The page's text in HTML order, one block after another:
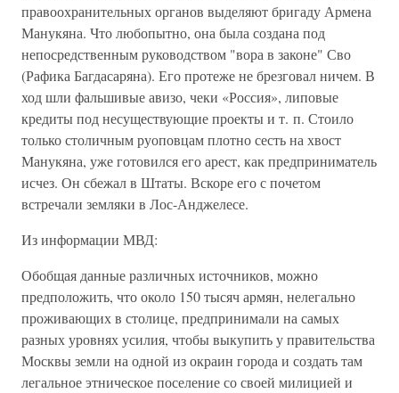
правоохранительных органов выделяют бригаду Армена
Манукяна. Что любопытно, она была создана под
непосредственным руководством "вора в законе" Сво
(Рафика Багдасаряна). Его протеже не брезговал ничем. В
ход шли фальшивые авизо, чеки «Россия», липовые
кредиты под несуществующие проекты и т. п. Стоило
только столичным руоповцам плотно сесть на хвост
Манукяна, уже готовился его арест, как предприниматель
исчез. Он сбежал в Штаты. Вскоре его с почетом
встречали земляки в Лос-Анджелесе.
Из информации МВД:
Обобщая данные различных источников, можно
предположить, что около 150 тысяч армян, нелегально
проживающих в столице, предпринимали на самых
разных уровнях усилия, чтобы выкупить у правительства
Москвы земли на одной из окраин города и создать там
легальное этническое поселение со своей милицией и